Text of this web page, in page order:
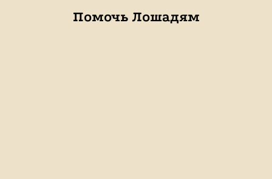
Помочь Лошадям